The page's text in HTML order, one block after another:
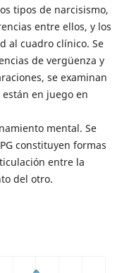
tipos de narcisismo,
entre ellos, y los
al cuadro clínico. Se
de vergüenza y
se examinan
en juego en
mental. Se
constituyen formas
entre la
del otro.